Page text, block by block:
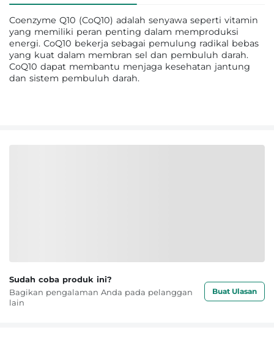
Coenzyme Q10 (CoQ10) adalah senyawa seperti vitamin
yang memiliki peran penting dalam memproduksi
energi. CoQ10 bekerja sebagai pemulung radikal bebas
yang kuat dalam membran sel dan pembuluh darah.
CoQ10 dapat membantu menjaga kesehatan jantung
dan sistem pembuluh darah.
Sudah coba produk ini?
Bagikan pengalaman Anda pada pelanggan
lain
Buat Ulasan